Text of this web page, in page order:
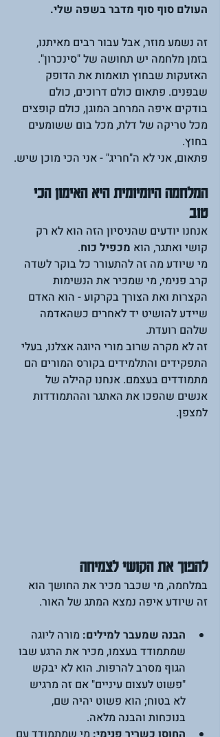
העולם סוף סוף מדבר בשפה שלי.
זה נשמע מוזר, אבל עבור רבים מאיתנו,
בזמן מלחמה יש תחושה של "סינכרון".
האזעקות שבחוץ תואמות את הדופק
שבפנים. פתאום כולם דרוכים, כולם
בודקים איפה המרחב המוגן, כולם קופצים
מכל טריקה של דלת, מכל בום ששומעים
בחוץ.
פתאום, אני לא ה"חריג" - אני הכי מוכן שיש.
המלחמה היומיומית היא האימון הכי
טוב
אנחנו יודעים שהניסיון הזה הוא לא רק
קושי ואתגר, הוא מכפיל כוח.
מי שיודע מה זה להתעורר כל בוקר לשדה
קרב פנימי, מי שמכיר את הנשימות
הקצרות ואת הצורך בקרקוע - הוא האדם
שיידע להושיט יד לאחרים כשהאדמה
שלהם רועדת.
זה לא מקרה שרוב מורי היוגה אצלנו, בעלי
התפקידים והתלמידים בקורס המורים הם
מתמודדים בעצמם. אנחנו קהילה של
אנשים שהפכו את האתגר וההתמודדות
למצפן.
להפוך את הקושי לצמיחה
במלחמה, מי שכבר מכיר את החושך הוא
זה שיודע איפה נמצא המתג של האור.
הבנה שמעבר למילים: מורה ליוגה
שמתמודד בעצמו, מכיר את הרגע שבו
הגוף מסרב להרפות. הוא לא יבקש
"פשוט לעצום עיניים" אם זה מרגיש
לא בטוח; הוא פשוט יהיה שם,
בנוכחות והבנה מלאה.